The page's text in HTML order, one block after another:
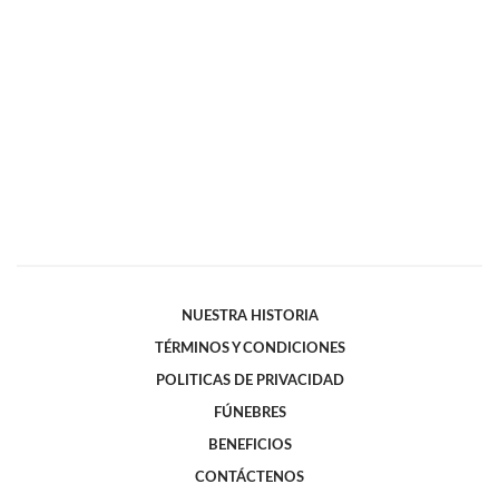
NUESTRA HISTORIA
TÉRMINOS Y CONDICIONES
POLITICAS DE PRIVACIDAD
FÚNEBRES
BENEFICIOS
CONTÁCTENOS